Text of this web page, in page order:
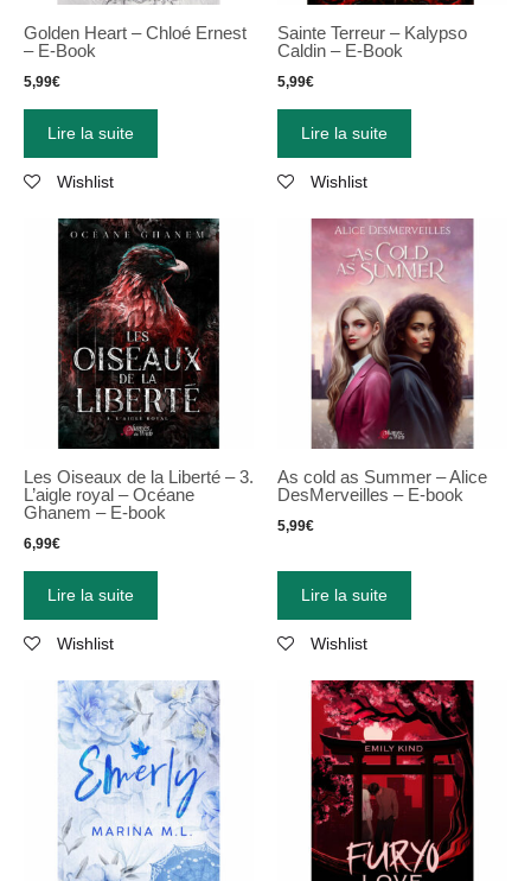
Golden Heart – Chloé Ernest
– E-Book
5,99€
Lire la suite
Wishlist
Sainte Terreur – Kalypso
Caldin – E-Book
5,99€
Lire la suite
Wishlist
Les Oiseaux de la Liberté – 3.
L’aigle royal – Océane
Ghanem – E-book
6,99€
Lire la suite
Wishlist
As cold as Summer – Alice
DesMerveilles – E-book
5,99€
Lire la suite
Wishlist